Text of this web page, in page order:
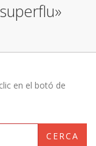
en el botó de
CERCA